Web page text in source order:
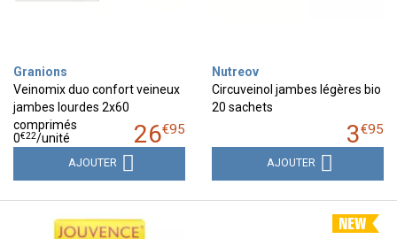
Granions
Veinomix duo confort veineux
jambes lourdes 2x60
comprimés
26€95
0€22/unité
AJOUTER
Nutreov
Circuveinol jambes légères bio
20 sachets
3€95
AJOUTER